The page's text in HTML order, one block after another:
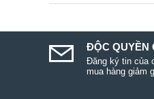
ĐỘC QUYỀN
Đăng ký tin của
mua hàng giảm